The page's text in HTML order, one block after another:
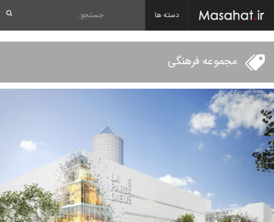
دسته ها
مجموعه فرهنگی